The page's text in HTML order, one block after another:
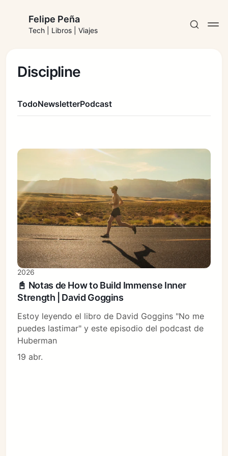
Felipe Peña
Tech | Libros | Viajes
Discipline
TodoNewsletterPodcast
2026
📓 Notas de How to Build Immense Inner
Strength | David Goggins
Estoy leyendo el libro de David Goggins "No me
puedes lastimar" y este episodio del podcast de
Huberman
19 abr.